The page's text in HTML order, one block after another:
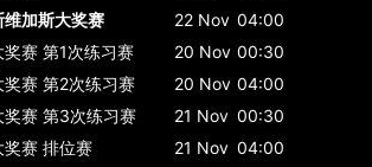
维加斯大奖赛
22 Nov 04:00
奖赛 第1次练习赛 20 Nov 00:30
奖赛 第2次练习赛 20 Nov 04:00
奖赛 第3次练习赛 21 Nov 00:30
奖赛 排位赛 21 Nov 04:00